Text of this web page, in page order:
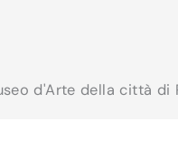
d'Arte della città di